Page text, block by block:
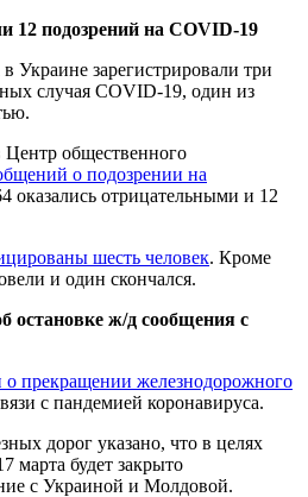
12 подозрений на COVID-19
Украине зарегистрировали три
случая COVID-19, один из
Центр общественного
о подозрении на
оказались отрицательными и 12
шесть человек. Кроме
и один скончался.
остановке ж/д сообщения с
о прекращении железнодорожного
с пандемией коронавируса.
дорог указано, что в целях
марта будет закрыто
с Украиной и Молдовой.